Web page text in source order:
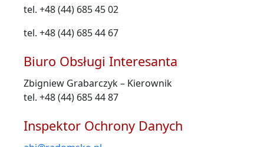
tel. +48 (44) 685 45 02
tel. +48 (44) 685 44 67
Biuro Obsługi Interesanta
Zbigniew Grabarczyk – Kierownik
tel. +48 (44) 685 44 87
Inspektor Ochrony Danych